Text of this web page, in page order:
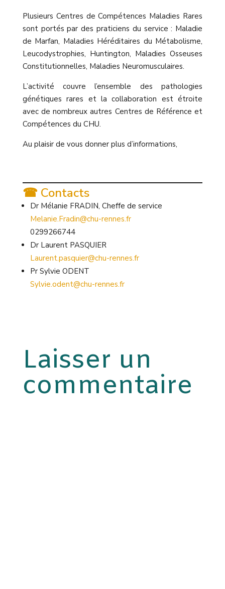
Plusieurs Centres de Compétences Maladies Rares
sont portés par des praticiens du service : Maladie
de Marfan, Maladies Héréditaires du Métabolisme,
Leucodystrophies, Huntington, Maladies Osseuses
Constitutionnelles, Maladies Neuromusculaires.
L’activité couvre l’ensemble des pathologies
génétiques rares et la collaboration est étroite
avec de nombreux autres Centres de Référence et
Compétences du CHU.
Au plaisir de vous donner plus d’informations,
☎ Contacts
Dr Mélanie FRADIN, Cheffe de service
Melanie.Fradin@chu-rennes.fr
0299266744
Dr Laurent PASQUIER
Laurent.pasquier@chu-rennes.fr
Pr Sylvie ODENT
Sylvie.odent@chu-rennes.fr
Laisser un
commentaire